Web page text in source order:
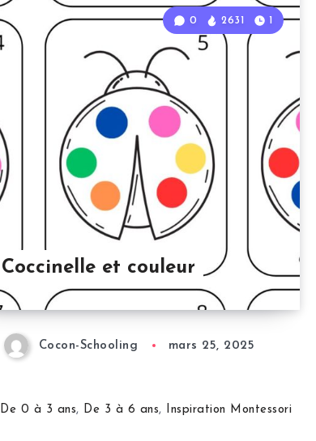
Coccinelle et couleur
0 2631 1
Cocon-Schooling mars 25, 2025
De 0 à 3 ans, De 3 à 6 ans, Inspiration Montessori